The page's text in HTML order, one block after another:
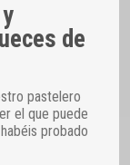
de
pastelero
el que puede
probado